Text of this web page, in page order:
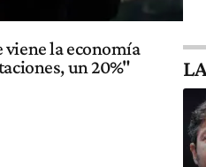
viene la economía
un 20%"